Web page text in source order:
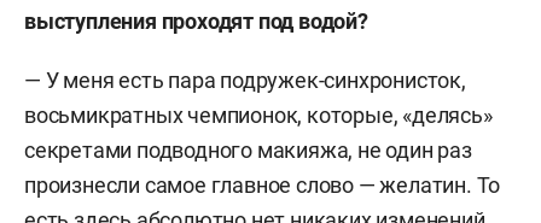
выступления проходят под водой?
— У меня есть пара подружек-синхронисток,
восьмикратных чемпионок, которые, «делясь»
секретами подводного макияжа, не один раз
произнесли самое главное слово — желатин. То